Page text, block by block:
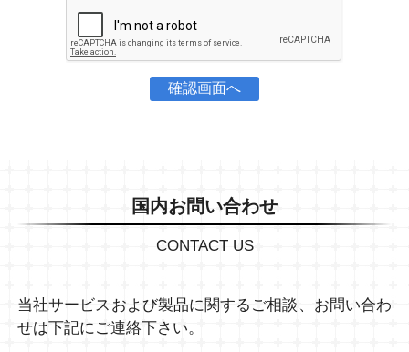
確認画面へ
国内お問い合わせ
CONTACT US
当社サービスおよび製品に関するご相談、お問い合わ
せは下記にご連絡下さい。